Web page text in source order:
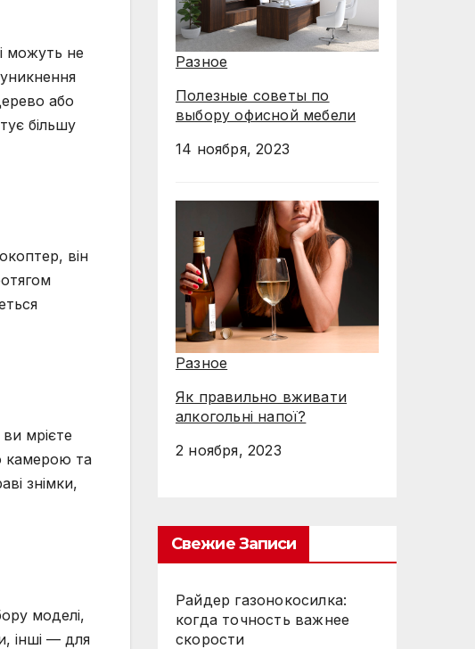
можуть не
або
більшу
він
мрієте
камерою та
знімки,
моделі,
інші — для
Разное
Полезные советы по
выбору офисной мебели
14 ноября, 2023
Разное
Як правильно вживати
алкогольні напої?
2 ноября, 2023
Свежие Записи
Райдер газонокосилка:
когда точность важнее
скорости